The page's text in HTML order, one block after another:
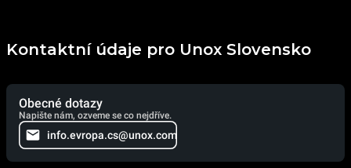
Kontaktní údaje pro Unox Slovensko
Obecné dotazy
Napište nám, ozveme se co nejdříve.
info.evropa.cs@unox.com